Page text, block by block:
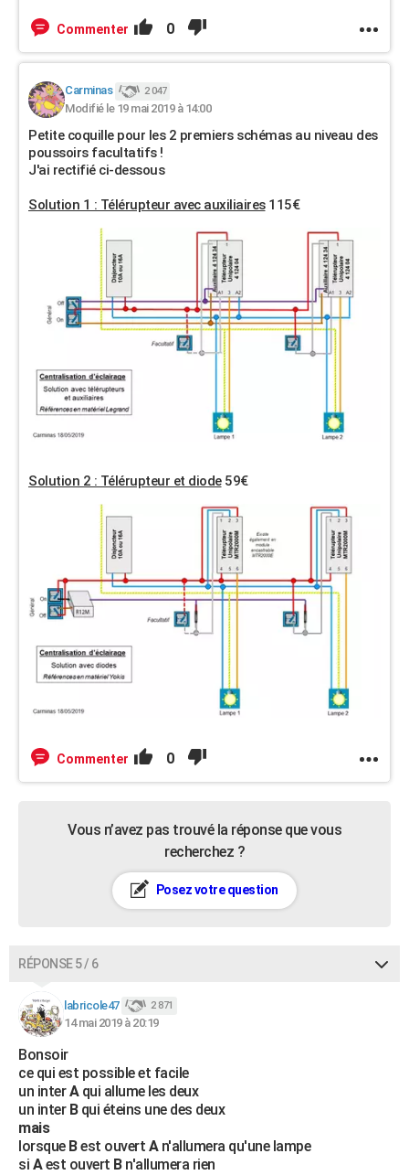
Commenter 0
Carminas 2 047
Modifié le 19 mai 2019 à 14:00
Petite coquille pour les 2 premiers schémas au niveau des
poussoirs facultatifs !
J'ai rectifié ci-dessous
Solution 1 : Télérupteur avec auxiliaires115€
Solution 2 : Télérupteur et diode59€
Commenter 0
Vous n’avez pas trouvé la réponse que vous
recherchez ?
Posez votre question
RÉPONSE 5 / 6
labricole47 2 871
14 mai 2019 à 20:19
Bonsoir
ce qui est possible et facile
un interA qui allume les deux
un interBqui éteins une des deux
mais
lorsqueBest ouvert An'allumera qu'une lampe
si Aest ouvert Bn'allumera rien